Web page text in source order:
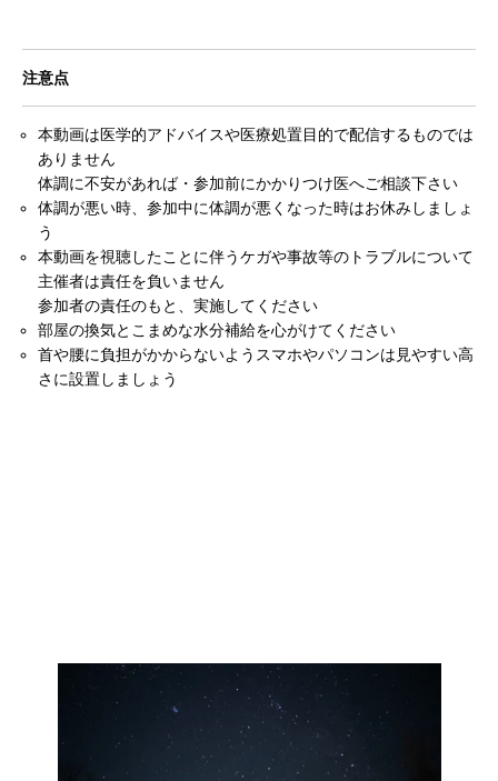
注意点
本動画は医学的アドバイスや医療処置目的で配信するものでは
ありません
体調に不安があれば・参加前にかかりつけ医へご相談下さい
体調が悪い時、参加中に体調が悪くなった時はお休みしましょ
う
本動画を視聴したことに伴うケガや事故等のトラブルについて
主催者は責任を負いません
参加者の責任のもと、実施してください
部屋の換気とこまめな水分補給を心がけてください
首や腰に負担がかからないようスマホやパソコンは見やすい高
さに設置しましょう